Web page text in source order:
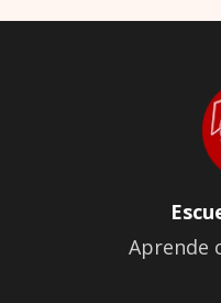
Aprende